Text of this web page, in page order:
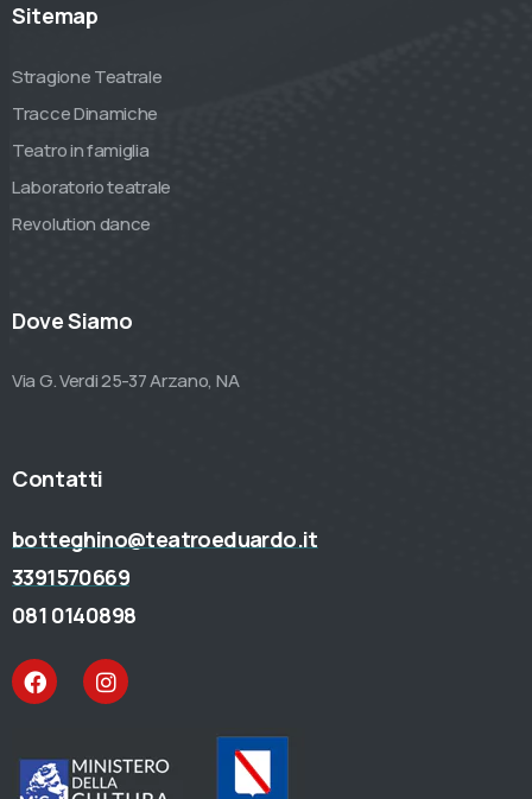
Sitemap
Stragione Teatrale
Tracce Dinamiche
Teatro in famiglia
Laboratorio teatrale
Revolution dance
Dove Siamo
Via G. Verdi 25-37 Arzano, NA
Contatti
botteghino@teatroeduardo.it
3391570669
081 0140898